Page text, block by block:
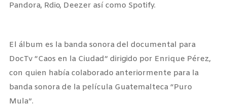
Pandora, Rdio, Deezer así como Spotify.
El álbum es la banda sonora del documental para
DocTv “Caos en la Ciudad” dirigido por Enrique Pérez,
con quien había colaborado anteriormente para la
banda sonora de la película Guatemalteca “Puro
Mula”.